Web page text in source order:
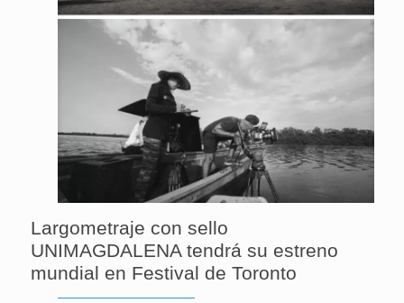
Largometraje con sello
UNIMAGDALENA tendrá su estreno
mundial en Festival de Toronto